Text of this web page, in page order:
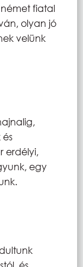
fiatal
olyan jó
velünk
erdélyi,
egy